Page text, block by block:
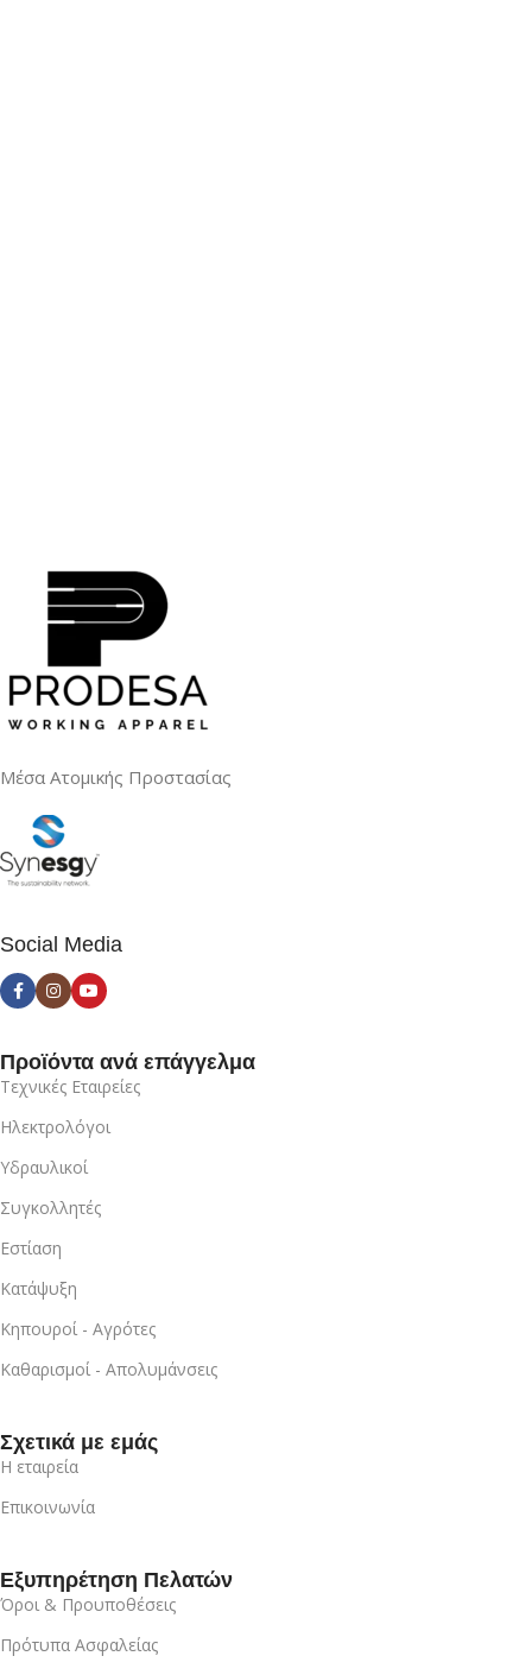
Μέσα Ατομικής Προστασίας
Social Media
Προϊόντα ανά επάγγελμα
Τεχνικές Εταιρείες
Ηλεκτρολόγοι
Υδραυλικοί
Συγκολλητές
Εστίαση
Κατάψυξη
Κηπουροί - Αγρότες
Καθαρισμοί - Απολυμάνσεις
Σχετικά με εμάς
Η εταιρεία
Επικοινωνία
Εξυπηρέτηση Πελατών
Όροι & Προυποθέσεις
Πρότυπα Ασφαλείας